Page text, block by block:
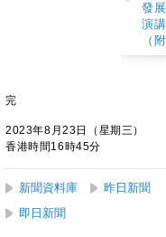
發
演
（
完
2023年8月23日（星期三）
香港時間16時45分
新聞資料庫 昨日新聞
即日新聞